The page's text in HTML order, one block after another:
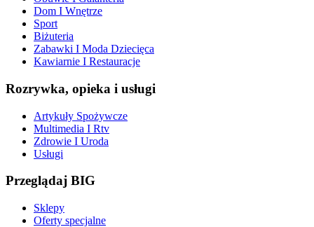
Dom I Wnętrze
Sport
Biżuteria
Zabawki I Moda Dziecięca
Kawiarnie I Restauracje
Rozrywka, opieka i usługi
Artykuły Spożywcze
Multimedia I Rtv
Zdrowie I Uroda
Usługi
Przeglądaj BIG
Sklepy
Oferty specjalne